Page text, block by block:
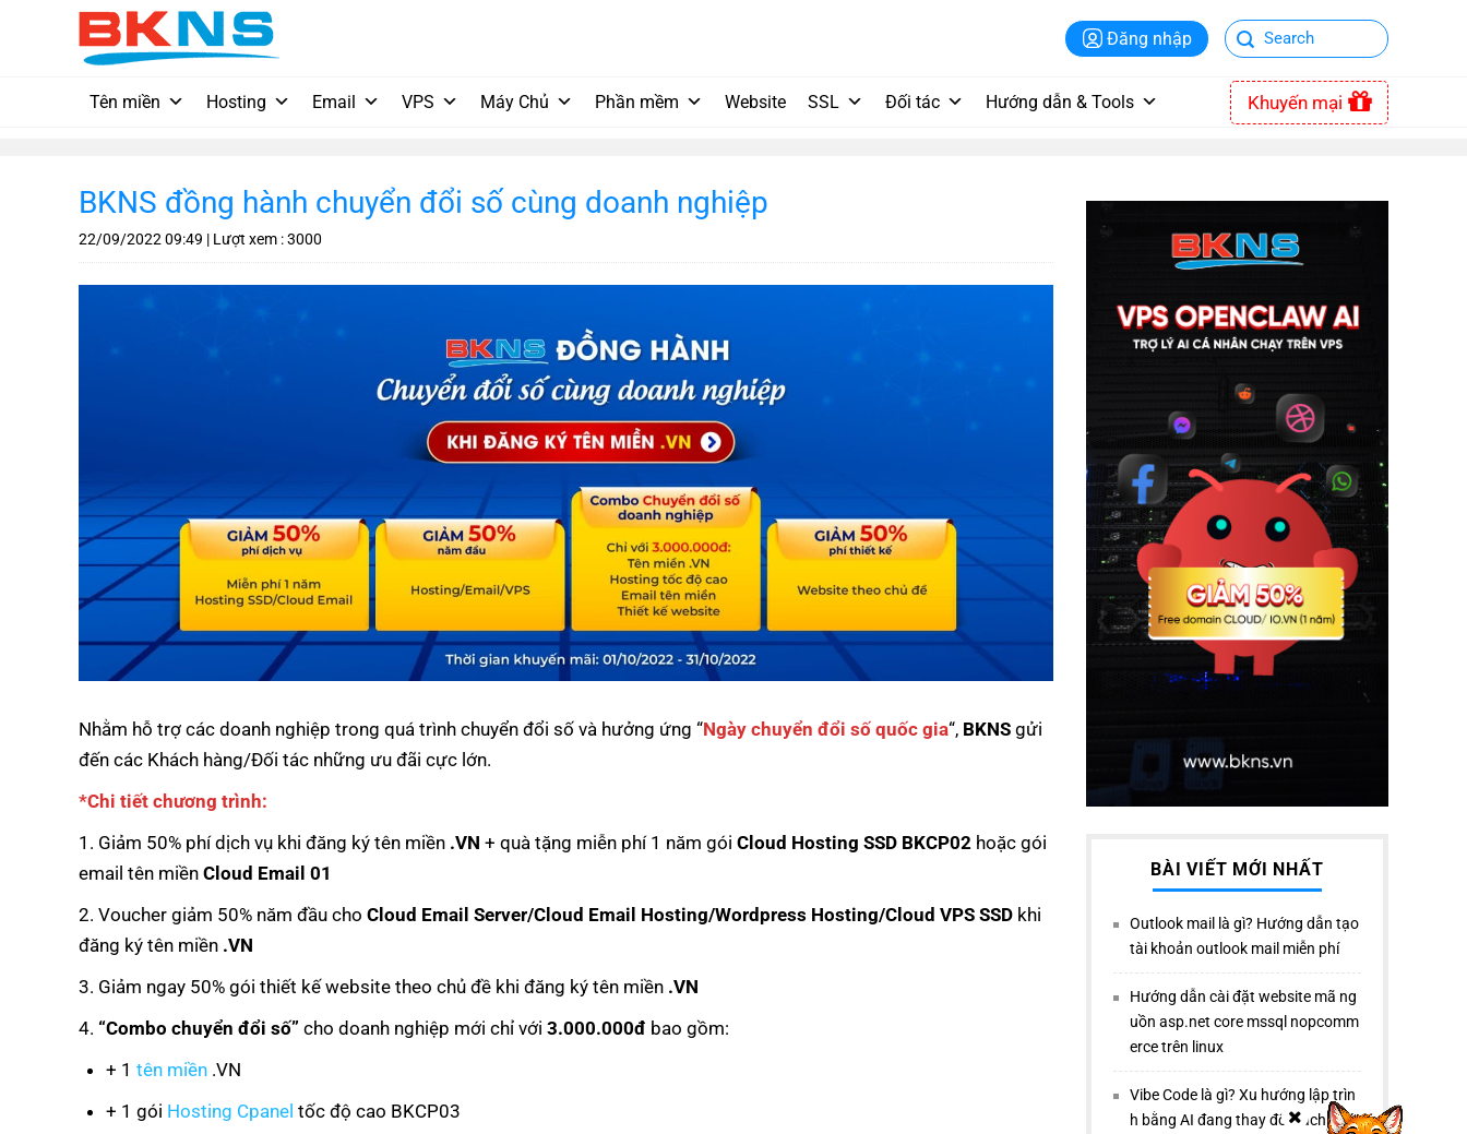
Đăng nhập
Tên miền Hosting Email VPS Máy Chủ Phần mềm Website SSL Đối tác Hướng dẫn & Tools Khuyến mại
BKNS đồng hành chuyển đổi số cùng doanh nghiệp
22/09/2022 09:49 | Lượt xem : 3000
Nhằm hỗ trợ các doanh nghiệp trong quá trình chuyển đổi số và hưởng ứng “Ngày chuyển đổi số quốc gia“, BKNS gửi
đến các Khách hàng/Đối tác những ưu đãi cực lớn.
*Chi tiết chương trình:
1. Giảm 50% phí dịch vụ khi đăng ký tên miền .VN + quà tặng miễn phí 1 năm gói Cloud Hosting SSD BKCP02 hoặc gói
email tên miền Cloud Email 01
2. Voucher giảm 50% năm đầu cho Cloud Email Server/Cloud Email Hosting/Wordpress Hosting/Cloud VPS SSD khi
đăng ký tên miền .VN
3. Giảm ngay 50% gói thiết kế website theo chủ đề khi đăng ký tên miền .VN
4. “Combo chuyển đổi số” cho doanh nghiệp mới chỉ với 3.000.000đ bao gồm:
+ 1 tên miền .VN
+ 1 gói Hosting Cpanel tốc độ cao BKCP03
BÀI VIẾT MỚI NHẤT
Outlook mail là gì? Hướng dẫn tạo
tài khoản outlook mail miễn phí
Hướng dẫn cài đặt website mã ng
uồn asp.net core mssql nopcomm
erce trên linux
Vibe Code là gì? Xu hướng lập trìn
h bằng AI đang thay đổi cách phát